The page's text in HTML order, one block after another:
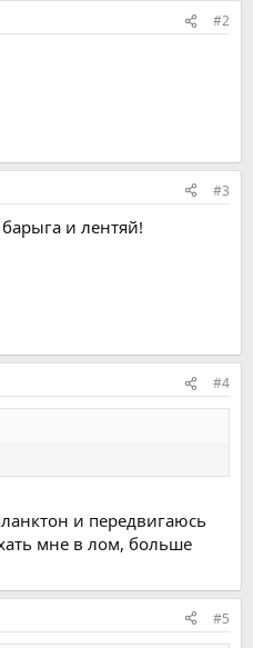
#2
#3
и лентяй!
#4
и передвигаюсь
мне в лом, больше
#5